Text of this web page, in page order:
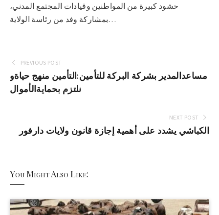
حشود كبيرة من المواطنين وقيادات المجتمع المدني،
بمشاركة وفد من رئاسة الولاية…
PREVIOUS POST
مساعدالمدير بشركة البركة للتأمين:التأمين منهج حياةو
نلتزم بحمايةالأموال
NEXT POST
الكباشي يشدد على أهمية إجازة قانون ولايات دارفور
You Might Also Like: